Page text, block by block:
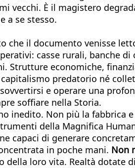
vecchi. È il magistero
a se stesso.
che il documento venisse
casse rurali, banche
Strutture economiche,
predatorio né
e operare una
soffiare nella Storia.
inedito. Non più la fabbrica
della Magnifica
capaci di generare
in poche mani. Non
della loro vita. Realtà dotate